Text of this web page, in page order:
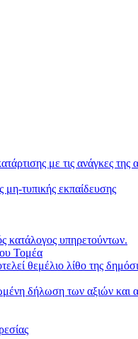
με τις ανάγκες της
τυπικής εκπαίδευσης
κατάλογος υπηρετούντων.
Τομέα
θεμέλιο λίθο της
δήλωση των αξιών και